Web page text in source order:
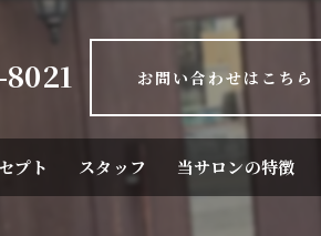
お問い合わせはこちら
プト スタッフ 当サロンの特徴